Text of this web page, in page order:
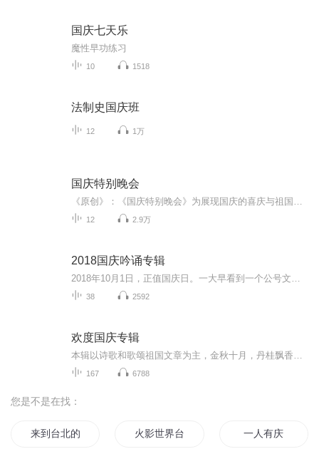
国庆七天乐
魔性早功练习
10 1518
法制史国庆班
12 1万
国庆特别晚会
12 2.9万
2018国庆吟诵专辑
38 2592
欢度国庆专辑
167 6788
您是不是在找：
来到台北的梦想 火影世界台风传 一人有庆